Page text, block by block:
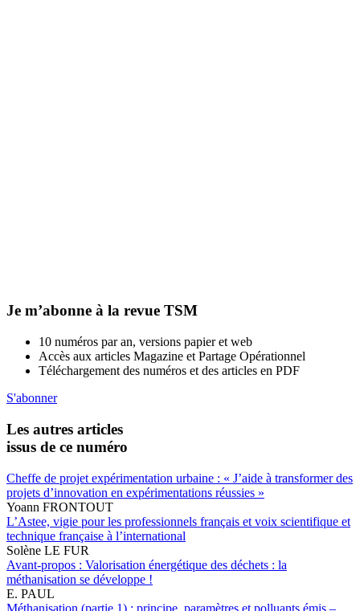
Je m’abonne à la revue TSM
10 numéros par an, versions papier et web
Accès aux articles Magazine et Partage Opérationnel
Téléchargement des numéros et des articles en PDF
S'abonner
Les autres articles
issus de ce numéro
Cheffe de projet expérimentation urbaine : « J’aide à transformer des
projets d’innovation en expérimentations réussies »
Yoann FRONTOUT
L’Astee, vigie pour les professionnels français et voix scientifique et
technique française à l’international
Solène LE FUR
Avant-propos : Valorisation énergétique des déchets : la
méthanisation se développe !
E. PAUL
Méthanisation (partie 1) : principe, paramètres et polluants émis –